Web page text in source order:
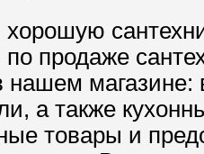
хорошую
по продаже
нашем
а также
товары и